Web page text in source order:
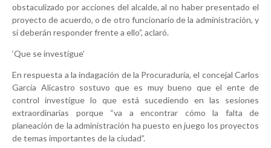
obstaculizado por acciones del alcalde, al no haber presentado el
proyecto de acuerdo, o de otro funcionario de la administración, y
si deberán responder frente a ello”, aclaró.
‘Que se investigue’
En respuesta a la indagación de la Procuraduría, el concejal Carlos
García Alicastro sostuvo que es muy bueno que el ente de
control investigue lo que está sucediendo en las sesiones
extraordinarias porque “va a encontrar cómo la falta de
planeación de la administración ha puesto en juego los proyectos
de temas importantes de la ciudad”.